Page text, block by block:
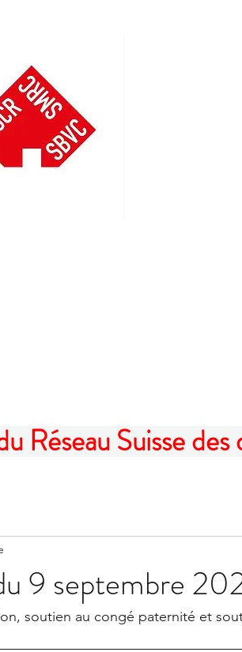
Réseau Suisse
9 septembre
soutien au congé paternité et